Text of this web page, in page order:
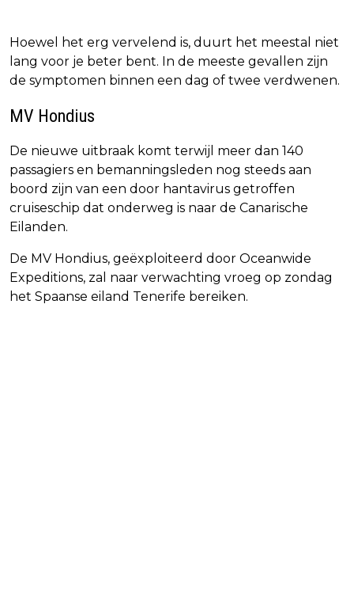
Hoewel het erg vervelend is, duurt het meestal niet
lang voor je beter bent. In de meeste gevallen zijn
de symptomen binnen een dag of twee verdwenen.
MV Hondius
De nieuwe uitbraak komt terwijl meer dan 140
passagiers en bemanningsleden nog steeds aan
boord zijn van een door hantavirus getroffen
cruiseschip dat onderweg is naar de Canarische
Eilanden.
De MV Hondius, geëxploiteerd door Oceanwide
Expeditions, zal naar verwachting vroeg op zondag
het Spaanse eiland Tenerife bereiken.